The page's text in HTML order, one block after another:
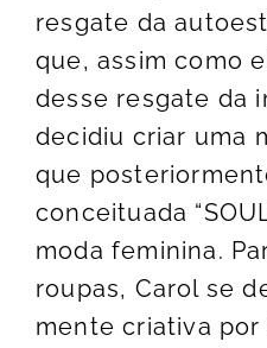
resgate da
que, assim como
desse resgate da
decidiu criar uma
que
conceituada
moda feminina.
roupas, Carol se
mente criativa por